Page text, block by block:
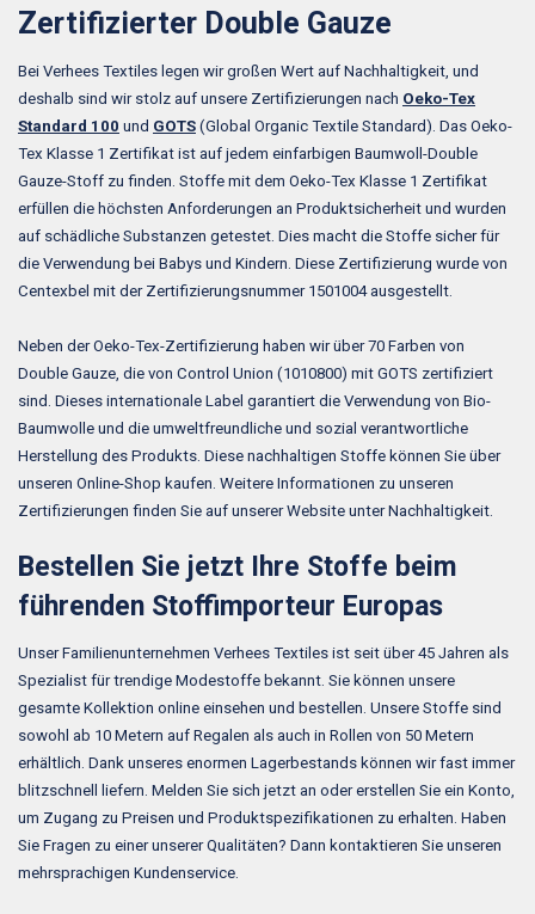
Zertifizierter Double Gauze
Bei Verhees Textiles legen wir großen Wert auf Nachhaltigkeit, und
deshalb sind wir stolz auf unsere Zertifizierungen nach Oeko-Tex
Standard 100 und GOTS (Global Organic Textile Standard). Das Oeko-
Tex Klasse 1 Zertifikat ist auf jedem einfarbigen Baumwoll-Double
Gauze-Stoff zu finden. Stoffe mit dem Oeko-Tex Klasse 1 Zertifikat
erfüllen die höchsten Anforderungen an Produktsicherheit und wurden
auf schädliche Substanzen getestet. Dies macht die Stoffe sicher für
die Verwendung bei Babys und Kindern. Diese Zertifizierung wurde von
Centexbel mit der Zertifizierungsnummer 1501004 ausgestellt.
Neben der Oeko-Tex-Zertifizierung haben wir über 70 Farben von
Double Gauze, die von Control Union (1010800) mit GOTS zertifiziert
sind. Dieses internationale Label garantiert die Verwendung von Bio-
Baumwolle und die umweltfreundliche und sozial verantwortliche
Herstellung des Produkts. Diese nachhaltigen Stoffe können Sie über
unseren Online-Shop kaufen. Weitere Informationen zu unseren
Zertifizierungen finden Sie auf unserer Website unter Nachhaltigkeit.
Bestellen Sie jetzt Ihre Stoffe beim
führenden Stoffimporteur Europas
Unser Familienunternehmen Verhees Textiles ist seit über 45 Jahren als
Spezialist für trendige Modestoffe bekannt. Sie können unsere
gesamte Kollektion online einsehen und bestellen. Unsere Stoffe sind
sowohl ab 10 Metern auf Regalen als auch in Rollen von 50 Metern
erhältlich. Dank unseres enormen Lagerbestands können wir fast immer
blitzschnell liefern. Melden Sie sich jetzt an oder erstellen Sie ein Konto,
um Zugang zu Preisen und Produktspezifikationen zu erhalten. Haben
Sie Fragen zu einer unserer Qualitäten? Dann kontaktieren Sie unseren
mehrsprachigen Kundenservice.